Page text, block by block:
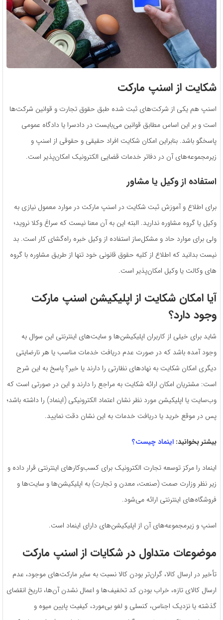
شکایت از اسنپ مارکت
اسنپ هم یکی از شرکت‌های ثبت شده طبق حقوق تجارت و قوانین شرکت‌ها
است و بر این اساس مطابق قوانین می‌بایست در دادسرا یا دادگاه عمومی
پاسخگو باشد. بنابراین امکان شکایت افراد حقیقی و حقوقی از اسنپ و
زیرمجموعه‌های آن در دفاتر خدمات قضایی الکترونیک امکان‌پذیر است.
استفاده از وکیل یا مشاور
برای اطلاع و آموزش ثبت شکایت در اسنپ مارکت در موارد معمول نیازی به
وکیل یا گروه مشاوره ندارید. البته این به آن معنا نیست که سراغ وکلا نروید؛
ولی برای موارد حاد و مشکل‌ساز استفاده از وکیل خبره راه‌گشای کار است. بد
نیست بدانید که اطلاع از کلیه حقوق قانونی خود تنها از طریق مشاوره با گروه
های وکالت یا وکیل امکان‌پذیر است.
آیا امکان شکایت از اپلیکیشن اسنپ مارکت
وجود دارد؟
شاید برای خیلی از کاربران اپلیکیشن‌ها و سایت‌های اینترنتی این سوال به
وجود آمده باشد که در صورت عدم دریافت خدمات مناسب یا هر نارضایتی
دیگری امکان شکایت به نهادهای نظارتی را دارند یا خیر؟ پاسخ به این شرح
است: مشتریان امکان ارائه شکایت به مراجع را دارند و این در صورتی است که
وب‌سایت یا اپلیکیشن مورد نظر نشان اعتماد الکترونیکی (اینماد) را داشته باشد؛
پس در موقع خرید یا دریافت خدمات به این نشان دقت نمایید.
بیشتر بخوانید: اینماد چیست؟
اینماد را مرکز توسعه تجارت الکترونیک برای کسب‌و‌کارهای اینترنتی قرار داده و
زیر نظر وزارت صمت (صنعت، معدن و تجارت) به اپلیکیشن‌ها و سایت‌ها و
فروشگاه‌های اینترنتی ارائه می‌شود.
اسنپ و زیرمجموعه‌های آن از اپلیکیشن‌های دارای اینماد است.
موضوعات متداول در شکایات از اسنپ مارکت
تأخیر در ارسال کالا، گران‌تر بودن کالا نسبت به سایر مارکت‌های موجود، عدم
ارسال کالای تازه، خراب بودن کد تخفیف‌ها و اعمال نشدن آن‌ها، تاریخ انقضای
گذشته یا نزدیک اجناس، کنسلی و لغو بی‌مورد، کیفیت پایین میوه و